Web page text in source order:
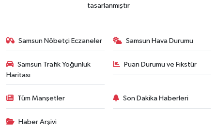
tasarlanmıştır
Samsun Nöbetçi Eczaneler Samsun Hava Durumu
Samsun Trafik Yoğunluk
Haritası
Puan Durumu ve Fikstür
Tüm Manşetler Son Dakika Haberleri
Haber Arşivi